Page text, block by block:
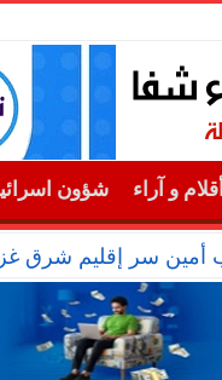
أقلام و آراء شؤون
أمين سر إقليم شرق